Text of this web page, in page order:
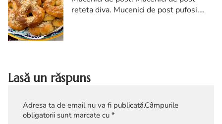
reteta diva. Mucenici de post pufosi.
Lasă un răspuns
Adresa ta de email nu va fi publicată.Câmpurile
obligatorii sunt marcate cu *